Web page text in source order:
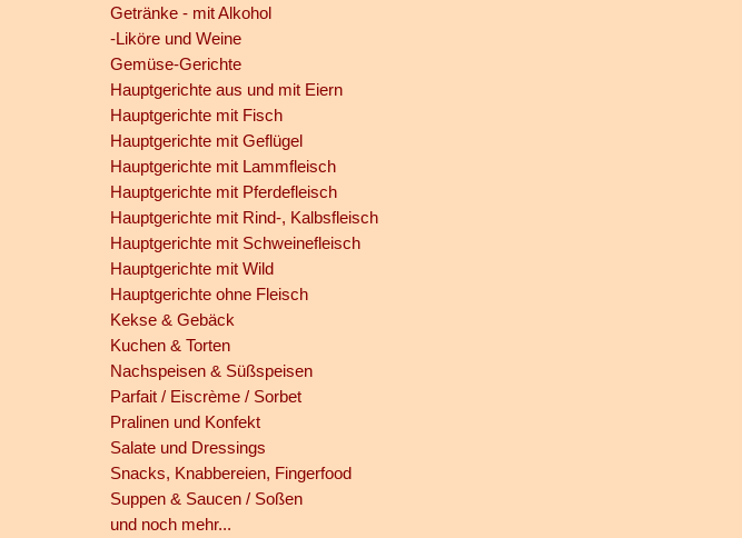
Getränke - mit Alkohol
-Liköre und Weine
Gemüse-Gerichte
Hauptgerichte aus und mit Eiern
Hauptgerichte mit Fisch
Hauptgerichte mit Geflügel
Hauptgerichte mit Lammfleisch
Hauptgerichte mit Pferdefleisch
Hauptgerichte mit Rind-, Kalbsfleisch
Hauptgerichte mit Schweinefleisch
Hauptgerichte mit Wild
Hauptgerichte ohne Fleisch
Kekse & Gebäck
Kuchen & Torten
Nachspeisen & Süßspeisen
Parfait / Eiscrème / Sorbet
Pralinen und Konfekt
Salate und Dressings
Snacks, Knabbereien, Fingerfood
Suppen & Saucen / Soßen
und noch mehr...